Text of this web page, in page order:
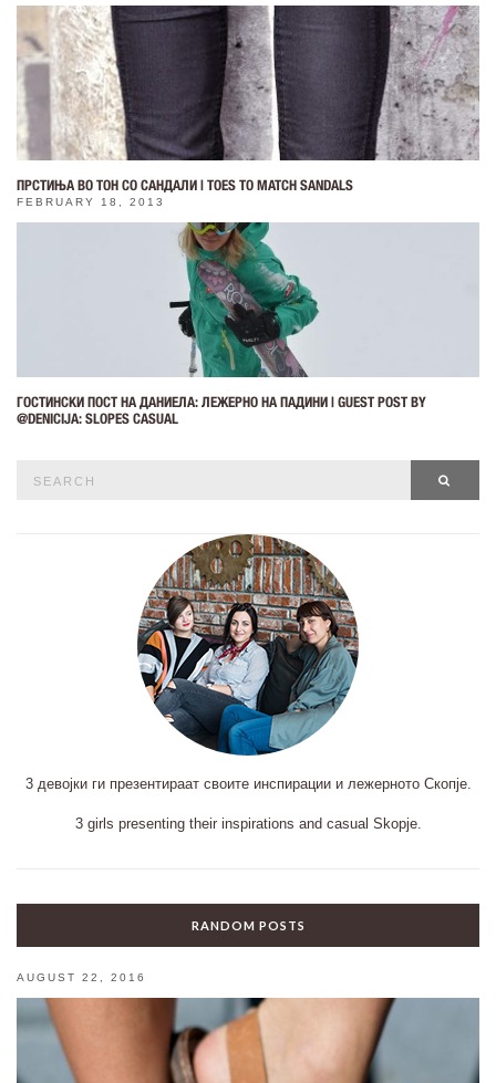
ПРСТИЊА ВО ТОН СО САНДАЛИ | TOES TO MATCH SANDALS
FEBRUARY 18, 2013
ГОСТИНСКИ ПОСТ НА ДАНИЕЛА: ЛЕЖЕРНО НА ПАДИНИ | GUEST POST BY
@DENICIJA: SLOPES CASUAL
3 девојки ги презентираат своите инспирации и лежерното Скопје.
3 girls presenting their inspirations and casual Skopje.
RANDOM POSTS
AUGUST 22, 2016